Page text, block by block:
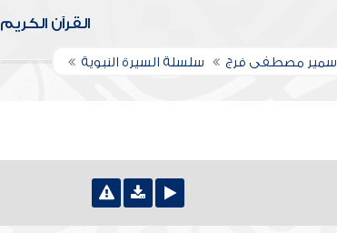
القرآن الكريم
سمير مصطفى فرج سلسلة السيرة النبوية